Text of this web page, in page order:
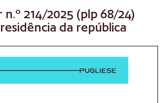
214/2025 (plp 68/24)
da república